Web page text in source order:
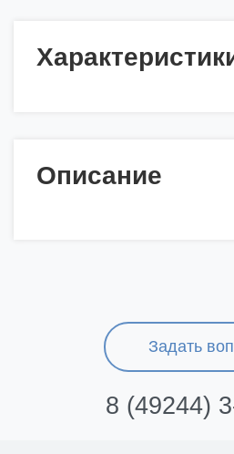
Описание
Задать
8 (49244)